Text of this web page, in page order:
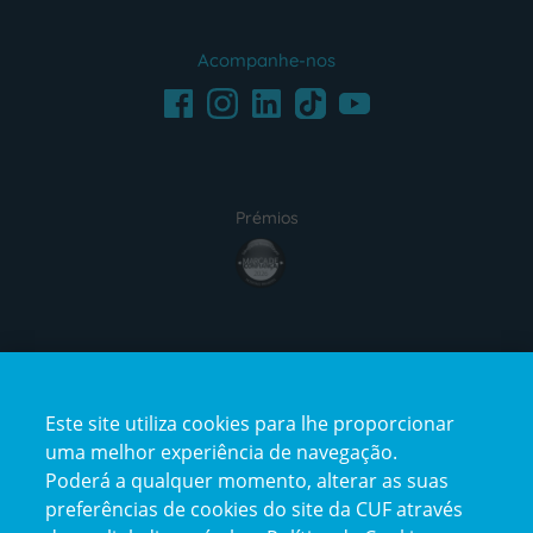
Acompanhe-nos
FacebookInstagramLinkedInTikTokYoutube
Prémios
award4
certification2certification3
Este site utiliza cookies para lhe proporcionar
uma melhor experiência de navegação.
Poderá a qualquer momento, alterar as suas
preferências de cookies do site da CUF através